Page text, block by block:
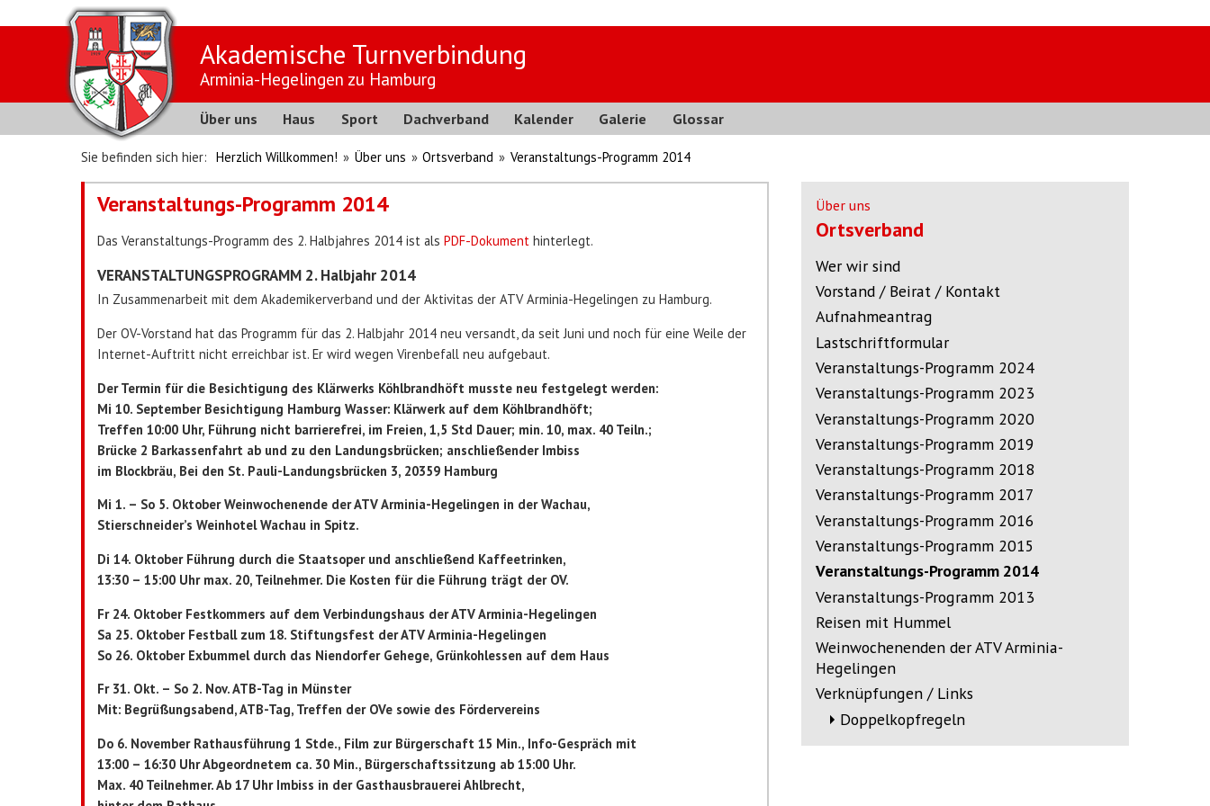
Akademische Turnverbindung
Arminia-Hegelingen zu Hamburg
Über uns Haus Sport Dachverband Kalender Galerie Glossar
Sie befinden sich hier: Herzlich Willkommen! » Über uns » Ortsverband » Veranstaltungs-Programm 2014
Über uns
Ortsverband
Wer wir sind
Vorstand / Beirat / Kontakt
Aufnahmeantrag
Lastschriftformular
Veranstaltungs-Programm 2024
Veranstaltungs-Programm 2023
Veranstaltungs-Programm 2020
Veranstaltungs-Programm 2019
Veranstaltungs-Programm 2018
Veranstaltungs-Programm 2017
Veranstaltungs-Programm 2016
Veranstaltungs-Programm 2015
Veranstaltungs-Programm 2014
Veranstaltungs-Programm 2013
Reisen mit Hummel
Weinwochenenden der ATV Arminia-
Hegelingen
Verknüpfungen / Links
Doppelkopfregeln
Veranstaltungs-Programm 2014
Das Veranstaltungs-Programm des 2. Halbjahres 2014 ist als PDF-Dokument hinterlegt.
VERANSTALTUNGSPROGRAMM 2. Halbjahr 2014
In Zusammenarbeit mit dem Akademikerverband und der Aktivitas der ATV Arminia-Hegelingen zu Hamburg.
Der OV-Vorstand hat das Programm für das 2. Halbjahr 2014 neu versandt, da seit Juni und noch für eine Weile der
Internet-Auftritt nicht erreichbar ist. Er wird wegen Virenbefall neu aufgebaut.
Der Termin für die Besichtigung des Klärwerks Köhlbrandhöft musste neu festgelegt werden:
Mi 10. September Besichtigung Hamburg Wasser: Klärwerk auf dem Köhlbrandhöft;
Treffen 10:00 Uhr, Führung nicht barrierefrei, im Freien, 1,5 Std Dauer; min. 10, max. 40 Teiln.;
Brücke 2 Barkassenfahrt ab und zu den Landungsbrücken; anschließender Imbiss
im Blockbräu, Bei den St. Pauli-Landungsbrücken 3, 20359 Hamburg
Mi 1. – So 5. Oktober Weinwochenende der ATV Arminia-Hegelingen in der Wachau,
Stierschneider’s Weinhotel Wachau in Spitz.
Di 14. Oktober Führung durch die Staatsoper und anschließend Kaffeetrinken,
13:30 – 15:00 Uhr max. 20, Teilnehmer. Die Kosten für die Führung trägt der OV.
Fr 24. Oktober Festkommers auf dem Verbindungshaus der ATV Arminia-Hegelingen
Sa 25. Oktober Festball zum 18. Stiftungsfest der ATV Arminia-Hegelingen
So 26. Oktober Exbummel durch das Niendorfer Gehege, Grünkohlessen auf dem Haus
Fr 31. Okt. – So 2. Nov. ATB-Tag in Münster
Mit: Begrüßungsabend, ATB-Tag, Treffen der OVe sowie des Fördervereins
Do 6. November Rathausführung 1 Stde., Film zur Bürgerschaft 15 Min., Info-Gespräch mit
13:00 – 16:30 Uhr Abgeordnetem ca. 30 Min., Bürgerschaftssitzung ab 15:00 Uhr.
Max. 40 Teilnehmer. Ab 17 Uhr Imbiss in der Gasthausbrauerei Ahlbrecht,